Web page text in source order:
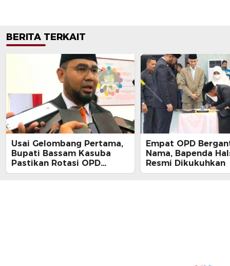
BERITA TERKAIT
Usai Gelombang Pertama,
Bupati Bassam Kasuba
Pastikan Rotasi OPD
Tahap Dua
Empat OPD
Nama, Bapenda
Resmi Dikukuhkan